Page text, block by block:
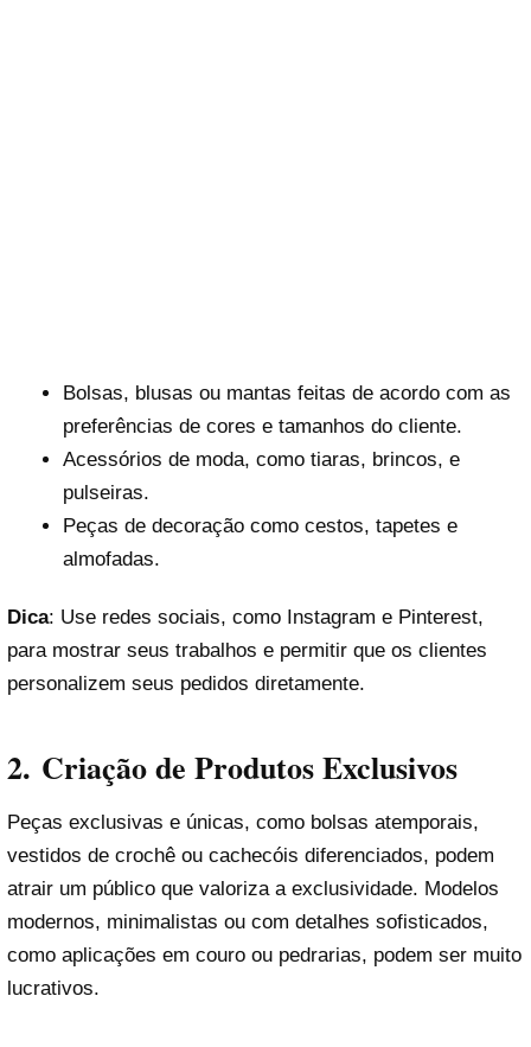
Bolsas, blusas ou mantas feitas de acordo com as
preferências de cores e tamanhos do cliente.
Acessórios de moda, como tiaras, brincos, e
pulseiras.
Peças de decoração como cestos, tapetes e
almofadas.
Dica: Use redes sociais, como Instagram e Pinterest,
para mostrar seus trabalhos e permitir que os clientes
personalizem seus pedidos diretamente.
2. Criação de Produtos Exclusivos
Peças exclusivas e únicas, como bolsas atemporais,
vestidos de crochê ou cachecóis diferenciados, podem
atrair um público que valoriza a exclusividade. Modelos
modernos, minimalistas ou com detalhes sofisticados,
como aplicações em couro ou pedrarias, podem ser muito
lucrativos.